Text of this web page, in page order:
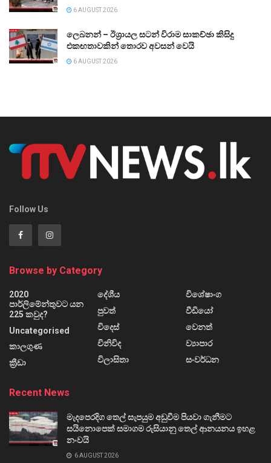
6 AUGUST 2026
ලෙබනන් – ඊශ්‍රායල සටන් විරාම සාකච්ඡා කිසිදු
එකඟතාවකින් තොරව අවසන් වෙයි
6 AUGUST 2026
Follow Us
Browse by Category
2020
පාර්ලිමේන්තුවට යන
225 කවුද?
Uncategorised
කාලගුණ
ක්‍රීඩා
දේශීය
පුවත්
විදෙස්
විනිවිද
විලාසිතා
විශේෂාංග
වීඩියෝ
වෙනත්
ව්‍යාපාර
සංවර්ධන
Recent News
මැදපෙරදිග තෙල් සැපයුම අඩුවීම පියවා ගැනීමට
සයිනොපෙක් සමාගම රුසියානු තෙල් ආනයනය ඉහළ
නංවයි
6 AUGUST 2026